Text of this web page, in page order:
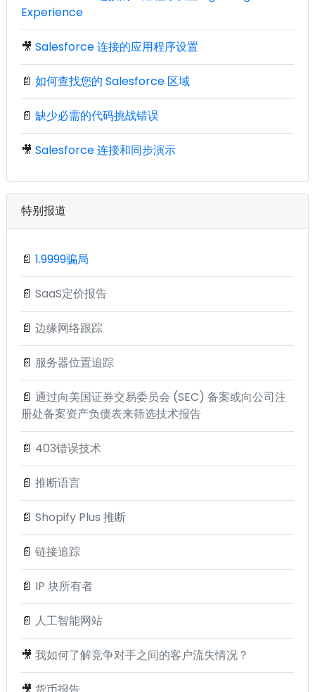
Experience
🎥 Salesforce 连接的应用程序设置
📄 如何查找您的 Salesforce 区域
📄 缺少必需的代码挑战错误
🎥 Salesforce 连接和同步演示
特别报道
📄 1.9999骗局
📄 SaaS定价报告
📄 边缘网络跟踪
📄 服务器位置追踪
📄 通过向美国证券交易委员会 (SEC) 备案或向公司注
册处备案资产负债表来筛选技术报告
📄 403错误技术
📄 推断语言
📄 Shopify Plus 推断
📄 链接追踪
📄 IP 块所有者
📄 人工智能网站
🎥 我如何了解竞争对手之间的客户流失情况？